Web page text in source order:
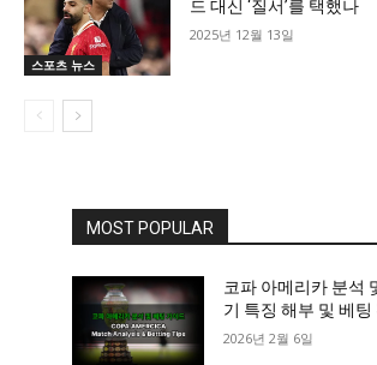
스포츠 뉴스
드 대신 ‘질서’를 택했나
2025년 12월 13일
MOST POPULAR
코파 아메리카 분석
기 특징 해부 및 베팅
2026년 2월 6일